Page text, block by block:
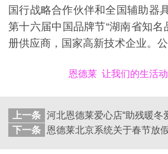
国行战略合作伙伴和全国辅助器
第十六届中国品牌节“湖南省知名
册供应商，国家高新技术企业。
恩德莱 让我们的生活动
上一条
下一条